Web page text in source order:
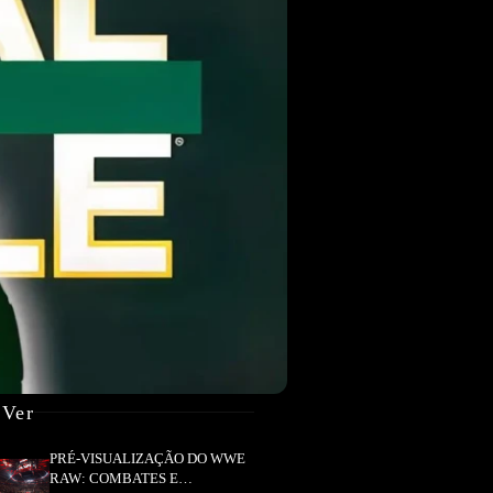
PRÉ-VISUALIZAÇÃO DO WWE
RAW: COMBATES E